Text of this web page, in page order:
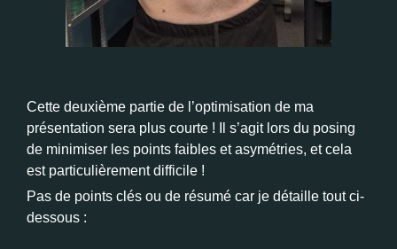
Cette deuxième partie de l’optimisation de ma
présentation sera plus courte ! Il s’agit lors du posing
de minimiser les points faibles et asymétries, et cela
est particulièrement difficile !
Pas de points clés ou de résumé car je détaille tout ci-
dessous :